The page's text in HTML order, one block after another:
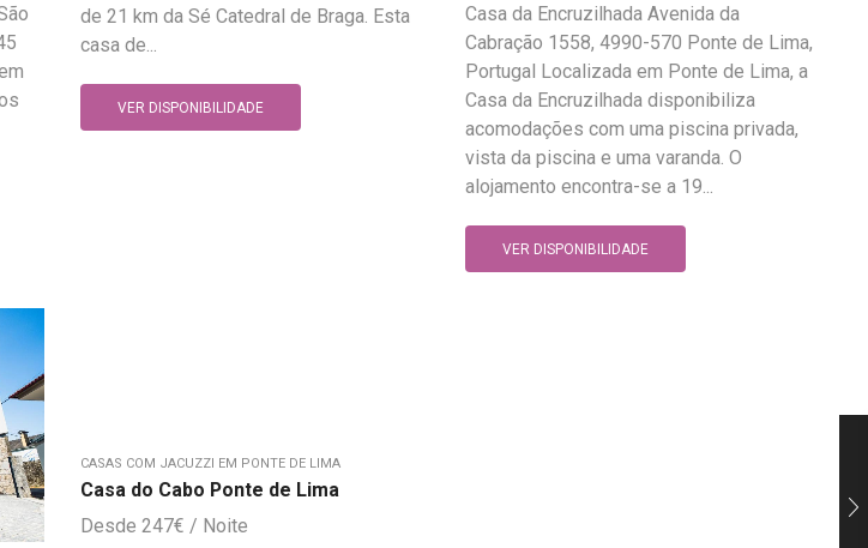
de 21 km da Sé Catedral de Braga. Esta
casa de...
VER DISPONIBILIDADE
Casa da Encruzilhada Avenida da
Cabração 1558, 4990-570 Ponte de Lima,
Portugal Localizada em Ponte de Lima, a
Casa da Encruzilhada disponibiliza
acomodações com uma piscina privada,
vista da piscina e uma varanda. O
alojamento encontra-se a 19...
VER DISPONIBILIDADE
CASAS COM JACUZZI EM PONTE DE LIMA
Casa do Cabo Ponte de Lima
247€